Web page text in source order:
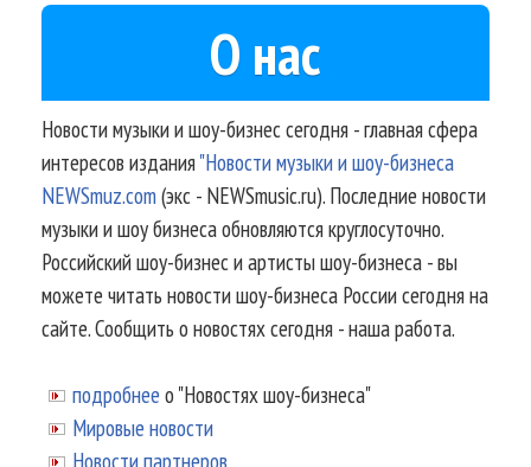
О нас
Новости музыки и шоу-бизнес сегодня - главная сфера
интересов издания"Новости музыки и шоу-бизнеса
NEWSmuz.com(экс - NEWSmusic.ru). Последние новости
музыки и шоу бизнеса обновляются круглосуточно.
Российский шоу-бизнес и артисты шоу-бизнеса - вы
можете читать новости шоу-бизнеса России сегодня на
сайте. Сообщить о новостях сегодня - наша работа.
подробнее о "Новостях шоу-бизнеса"
Мировые новости
Новости партнеров